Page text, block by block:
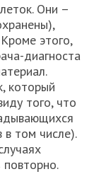
Они –
этого,
диагноста
который
того, что
в том числе).